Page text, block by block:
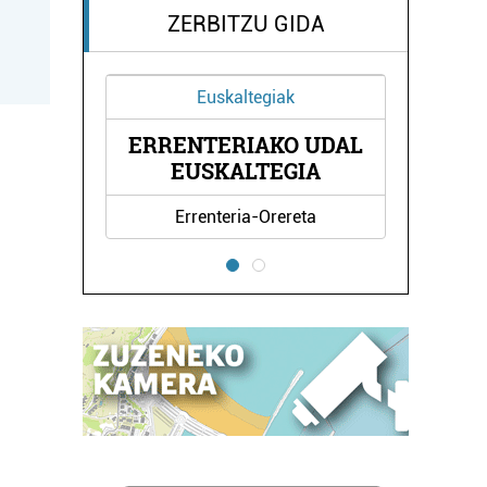
ZERBITZU GIDA
Euskaltegiak
ERRENTERIAKO UDAL
EUSKALTEGIA
Errenteria-Orereta